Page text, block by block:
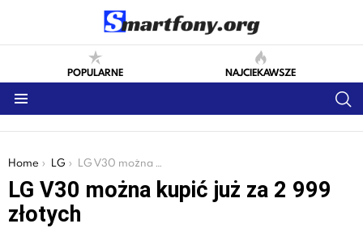
POPULARNE NAJCIEKAWSZE
You are here:
Home LG LG V30 można kupić już za 2 999 złotych
LG V30 można kupić już za 2 999
złotych